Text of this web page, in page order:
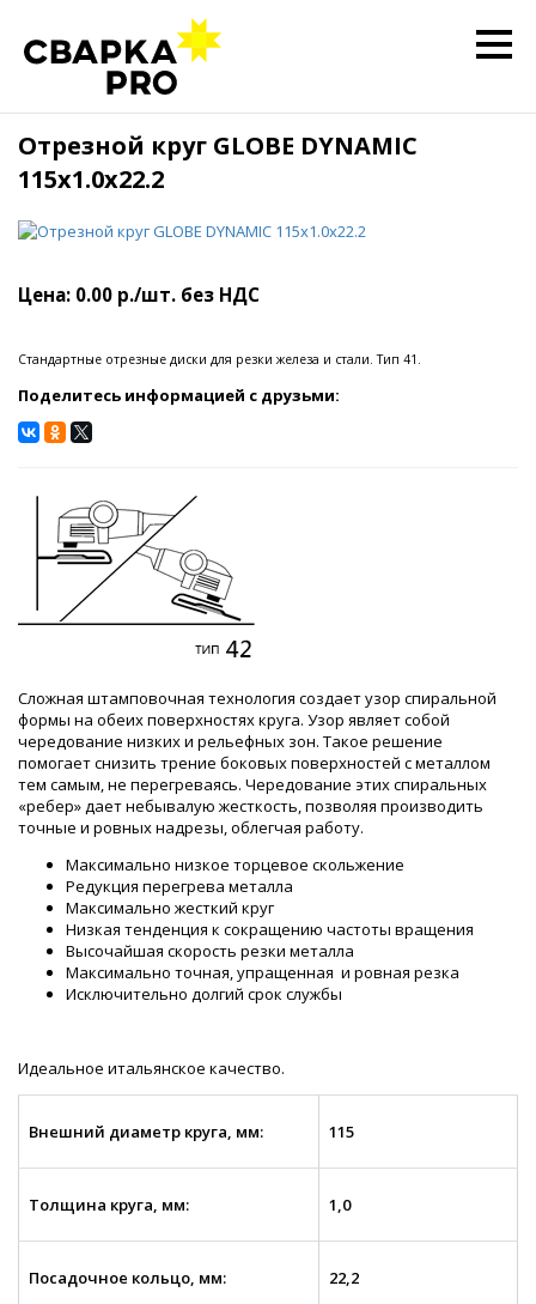
Отрезной круг GLOBE DYNAMIC
115x1.0x22.2
Цена: 0.00 р./шт. без НДС
Стандартные отрезные диски для резки железа и стали. Тип 41.
Поделитесь информацией с друзьми:
Сложная штамповочная технология создает узор спиральной
формы на обеих поверхностях круга. Узор являет собой
чередование низких и рельефных зон. Такое решение
помогает снизить трение боковых поверхностей с металлом
тем самым, не перегреваясь. Чередование этих спиральных
«ребер» дает небывалую жесткость, позволяя производить
точные и ровных надрезы, облегчая работу.
Максимально низкое торцевое скольжение
Редукция перегрева металла
Максимально жесткий круг
Низкая тенденция к сокращению частоты вращения
Высочайшая скорость резки металла
Максимально точная, упращенная и ровная резка
Исключительно долгий срок службы
Идеальное итальянское качество.
Внешний диаметр круга, мм: 115
Толщина круга, мм: 1,0
Посадочное кольцо, мм: 22,2